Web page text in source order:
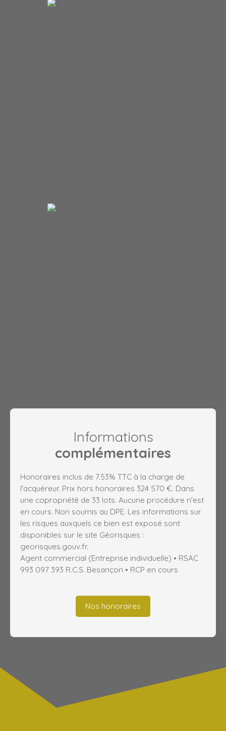
Informations
complémentaires
Honoraires inclus de 7.53% TTC à la charge de
l'acquéreur. Prix hors honoraires 324 570 €. Dans
une copropriété de 33 lots. Aucune procédure n'est
en cours. Non soumis au DPE. Les informations sur
les risques auxquels ce bien est exposé sont
disponibles sur le site Géorisques :
georisques.gouv.fr.
Agent commercial (Entreprise individuelle) • RSAC
993 097 393 R.C.S. Besançon • RCP en cours
Nos honoraires